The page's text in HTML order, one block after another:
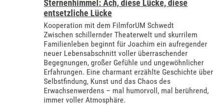
Sternenhimmel: Ach, diese Lücke, diese
entsetzliche Lücke
Kooperation mit dem FilmforUM Schwedt
Zwischen schillernder Theaterwelt und skurrilem
Familienleben beginnt für Joachim ein aufregender
neuer Lebensabschnitt voller überraschender
Begegnungen, großer Gefühle und ungewöhnlicher
Erfahrungen. Eine charmant erzählte Geschichte über
Selbstfindung, Kunst und das Chaos des
Erwachsenwerdens – mal humorvoll, mal berührend,
immer voller Atmosphäre.